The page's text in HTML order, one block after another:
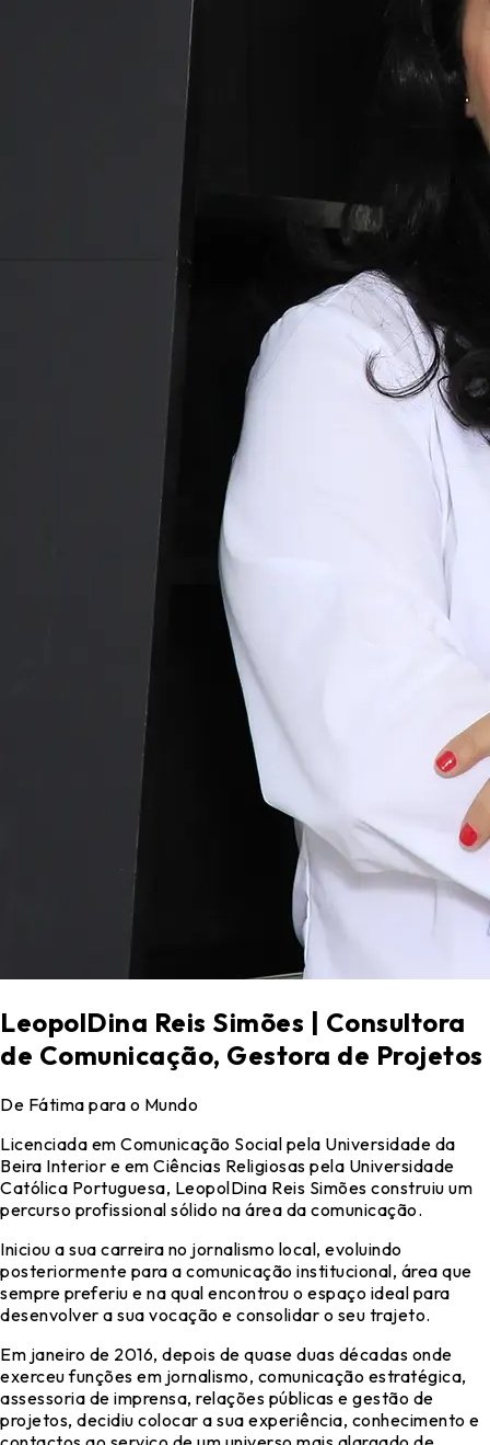
LeopolDina Reis Simões | Consultora
de Comunicação, Gestora de Projetos
De Fátima para o Mundo
Licenciada em Comunicação Social pela Universidade da
Beira Interior e em Ciências Religiosas pela Universidade
Católica Portuguesa, LeopolDina Reis Simões construiu um
percurso profissional sólido na área da comunicação.
Iniciou a sua carreira no jornalismo local, evoluindo
posteriormente para a comunicação institucional, área que
sempre preferiu e na qual encontrou o espaço ideal para
desenvolver a sua vocação e consolidar o seu trajeto.
Em janeiro de 2016, depois de quase duas décadas onde
exerceu funções em jornalismo, comunicação estratégica,
assessoria de imprensa, relações públicas e gestão de
projetos, decidiu colocar a sua experiência, conhecimento e